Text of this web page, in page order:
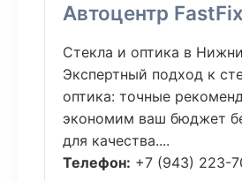
Автоцентр
Стекла и оптика в
Экспертный подход к
оптика: точные
экономим ваш бюджет
для качества....
Телефон: +7 (943) 223-